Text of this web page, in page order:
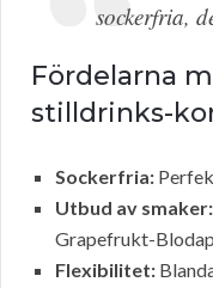
sockerfria,
Fördelarna
stilldrinks-
Sockerfria:
Utbud av smaker:
Grapefrukt-
Flexibilitet: